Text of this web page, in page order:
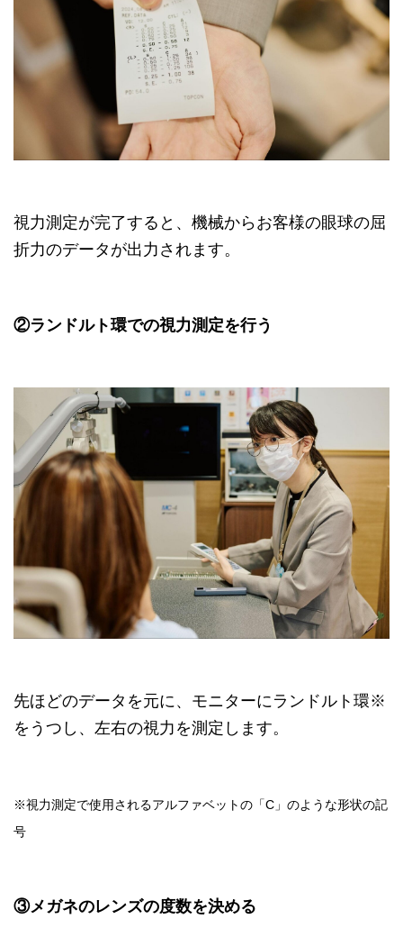
視力測定が完了すると、機械からお客様の眼球の屈
折力のデータが出力されます。
②ランドルト環での視力測定を行う
先ほどのデータを元に、モニターにランドルト環※
をうつし、左右の視力を測定します。
※視力測定で使用されるアルファベットの「C」のような形状の記
号
③メガネのレンズの度数を決める